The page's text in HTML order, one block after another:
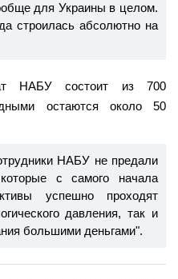
для Украины в целом.
строилась абсолютно на
НАБУ состоит из 700
остаются около 50
НАБУ не предали
с самого начала
успешно проходят
давления, так и
большими деньгами".